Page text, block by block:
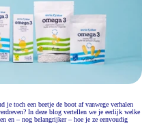
je toch een beetje de boot af vanwege verhalen
In deze blog vertellen we je eerlijk welke
en – nog belangrijker – hoe je ze eenvoudig